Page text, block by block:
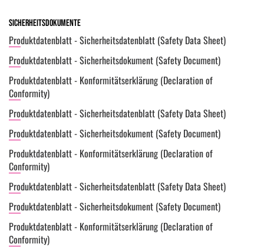
Sicherheitsdokumente
Produktdatenblatt - Sicherheitsdatenblatt (Safety Data Sheet)
Produktdatenblatt - Sicherheitsdokument (Safety Document)
Produktdatenblatt - Konformitätserklärung (Declaration of
Conformity)
Produktdatenblatt - Sicherheitsdatenblatt (Safety Data Sheet)
Produktdatenblatt - Sicherheitsdokument (Safety Document)
Produktdatenblatt - Konformitätserklärung (Declaration of
Conformity)
Produktdatenblatt - Sicherheitsdatenblatt (Safety Data Sheet)
Produktdatenblatt - Sicherheitsdokument (Safety Document)
Produktdatenblatt - Konformitätserklärung (Declaration of
Conformity)